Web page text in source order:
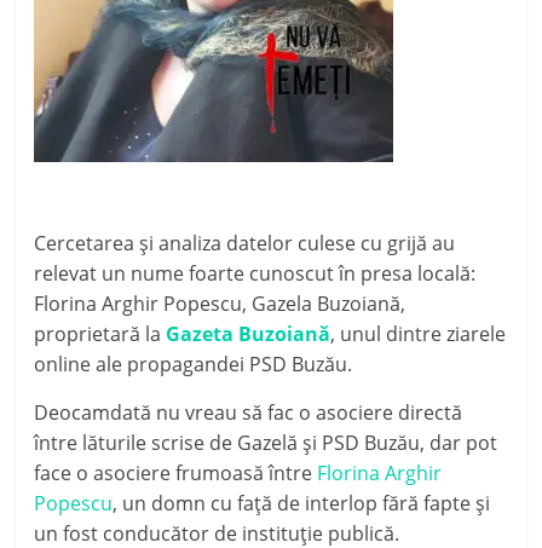
Cercetarea și analiza datelor culese cu grijă au
relevat un nume foarte cunoscut în presa locală:
Florina Arghir Popescu, Gazela Buzoiană,
proprietară la Gazeta Buzoiană, unul dintre ziarele
online ale propagandei PSD Buzău.
Deocamdată nu vreau să fac o asociere directă
între lăturile scrise de Gazelă și PSD Buzău, dar pot
face o asociere frumoasă între Florina Arghir
Popescu, un domn cu față de interlop fără fapte și
un fost conducător de instituție publică.